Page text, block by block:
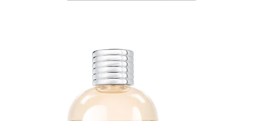
xerjoff
creed
º
nishane